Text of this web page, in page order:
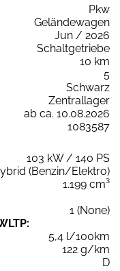
Pkw
Geländewagen
Jun / 2026
Schaltgetriebe
10 km
5
Schwarz
Zentrallager
ab ca. 10.08.2026
1083587
103 kW / 140 PS
(Benzin/Elektro)
1.199 cm³
1 (None)
5,4 l/100km
122 g/km
D